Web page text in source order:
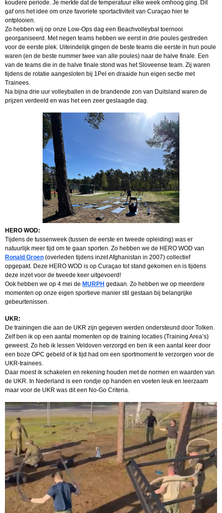
koudere periode. Je merkte dat de temperatuur elke week omhoog ging. Dit
gaf ons het idee om onze favoriete sportactiviteit van Curaçao hier te
ontplooien.
Zo hebben wij op onze Low-Ops dag een Beachvolleybal toernooi
georganiseerd. Met negen teams hebben we eerst in drie poules gestreden
voor de eerste plek. Uiteindelijk gingen de beste teams die eerste in hun poule
waren (en de beste nummer twee van alle poules) naar de halve finale. Een
van de teams die in de halve finale stond was het Sloveense team. Zij waren
tijdens de rotatie aangesloten bij 1Pel en draaide hun eigen sectie met
Trainees.
Na bijna drie uur volleyballen in de brandende zon van Duitsland waren de
prijzen verdeeld en was het een zeer geslaagde dag.
HERO WOD:
Tijdens de tussenweek (tussen de eerste en tweede opleiding) was er
natuurlijk meer tijd om te gaan sporten. Zo hebben we de HERO WOD van
Ronald Groen (overleden tijdens inzet Afghanistan in 2007) collectief
opgepakt. Deze HERO WOD is op Curaçao tot stand gekomen en is tijdens
deze inzet voor de tweede keer uitgevoerd!
Ook hebben we op 4 mei de MURPH gedaan. Zo hebben we op meerdere
momenten op onze eigen sportieve manier stil gestaan bij belangrijke
gebeurtenissen.
UKR:
De trainingen die aan de UKR zijn gegeven werden ondersteund door Tolken.
Zelf ben ik op een aantal momenten op de training locaties (Training Area’s)
geweest. Zo heb ik lessen Veldoven verzorgd en ben ik een aantal keer door
een boze OPC gebeld of ik tijd had om een sportmoment te verzorgen voor de
UKR-trainees.
Daar moest ik schakelen en rekening houden met de normen en waarden van
de UKR. In Nederland is een rondje op handen en voeten leuk en leerzaam
maar voor de UKR was dit een No-Go Criteria.